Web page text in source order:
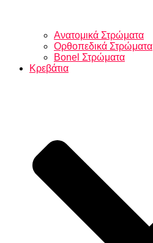
Ανατομικά Στρώματα
Ορθοπεδικά Στρώματα
Bonel Στρώματα
Κρεβάτια